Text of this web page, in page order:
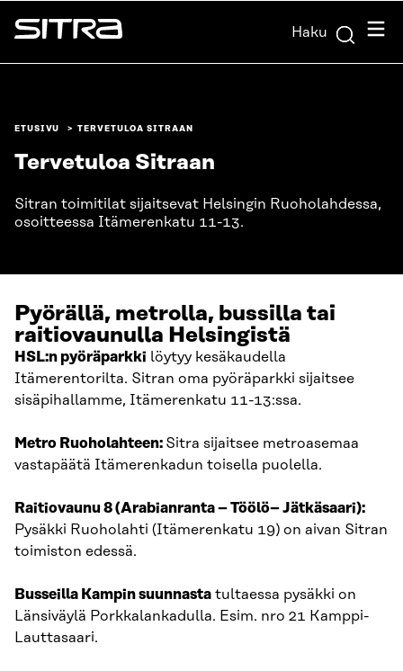
Siirry
suoraan
Sitra Haku
ETUSIVU TERVETULOA SITRAAN
Tervetuloa Sitraan
Sitran toimitilat sijaitsevat Helsingin Ruoholahdessa,
osoitteessa Itämerenkatu 11-13.
Pyörällä, metrolla, bussilla tai
raitiovaunulla Helsingistä
HSL:n pyöräparkki löytyy kesäkaudella
Itämerentorilta. Sitran oma pyöräparkki sijaitsee
sisäpihallamme, Itämerenkatu 11-13:ssa.
Metro Ruoholahteen: Sitra sijaitsee metroasemaa
vastapäätä Itämerenkadun toisella puolella.
Raitiovaunu 8 (Arabianranta – Töölö– Jätkäsaari):
Pysäkki Ruoholahti (Itämerenkatu 19) on aivan Sitran
toimiston edessä.
Busseilla Kampin suunnasta tultaessa pysäkki on
Länsiväylä Porkkalankadulla. Esim. nro 21 Kamppi-
Lauttasaari.